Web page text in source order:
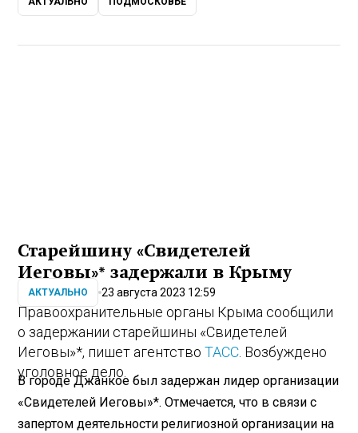
Старейшину «Свидетелей
Иеговы»* задержали в Крыму
АКТУАЛЬНО 23 августа 2023 12:59
Правоохранительные органы Крыма сообщили
о задержании старейшины «Свидетелей
Иеговы»*, пишет агентствоТАСС . Возбуждено
уголовное дело.
В городе Джанкое был задержан лидер организации
«Свидетелей Иеговы»*. Отмечается, что в связи с
запертом деятельности религиозной организации на